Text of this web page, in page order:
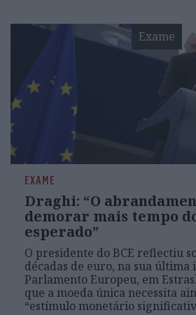
Exame
EXAME
Draghi: “O
demorar mais tempo
esperado”
O presidente do BCE reflectiu
décadas de euro, na sua última
Parlamento Europeu, em
que a moeda única necessita
“estímulo monetário